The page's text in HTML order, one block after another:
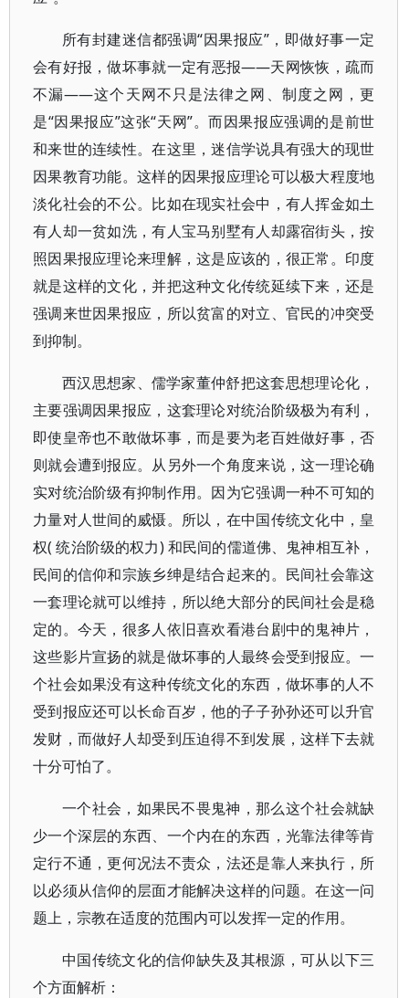
所有封建迷信都强调“因果报应”，即做好事一定
会有好报，做坏事就一定有恶报——天网恢恢，疏而
不漏——这个天网不只是法律之网、制度之网，更
是“因果报应”这张“天网”。而因果报应强调的是前世
和来世的连续性。在这里，迷信学说具有强大的现世
因果教育功能。这样的因果报应理论可以极大程度地
淡化社会的不公。比如在现实社会中，有人挥金如土
有人却一贫如洗，有人宝马别墅有人却露宿街头，按
照因果报应理论来理解，这是应该的，很正常。印度
就是这样的文化，并把这种文化传统延续下来，还是
强调来世因果报应，所以贫富的对立、官民的冲突受
到抑制。
西汉思想家、儒学家董仲舒把这套思想理论化，
主要强调因果报应，这套理论对统治阶级极为有利，
即使皇帝也不敢做坏事，而是要为老百姓做好事，否
则就会遭到报应。从另外一个角度来说，这一理论确
实对统治阶级有抑制作用。因为它强调一种不可知的
力量对人世间的威慑。所以，在中国传统文化中，皇
权( 统治阶级的权力) 和民间的儒道佛、鬼神相互补，
民间的信仰和宗族乡绅是结合起来的。民间社会靠这
一套理论就可以维持，所以绝大部分的民间社会是稳
定的。今天，很多人依旧喜欢看港台剧中的鬼神片，
这些影片宣扬的就是做坏事的人最终会受到报应。一
个社会如果没有这种传统文化的东西，做坏事的人不
受到报应还可以长命百岁，他的子子孙孙还可以升官
发财，而做好人却受到压迫得不到发展，这样下去就
十分可怕了。
一个社会，如果民不畏鬼神，那么这个社会就缺
少一个深层的东西、一个内在的东西，光靠法律等肯
定行不通，更何况法不责众，法还是靠人来执行，所
以必须从信仰的层面才能解决这样的问题。在这一问
题上，宗教在适度的范围内可以发挥一定的作用。
中国传统文化的信仰缺失及其根源，可从以下三
个方面解析：